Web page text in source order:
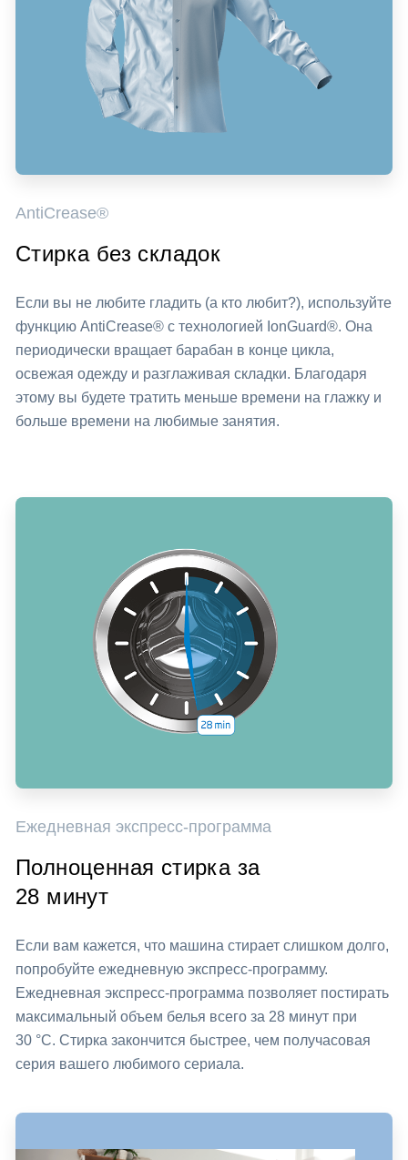
AntiCrease®
Стирка без складок
Если вы не любите гладить (а кто любит?), используйте
функцию AntiCrease® с технологией IonGuard®. Она
периодически вращает барабан в конце цикла,
освежая одежду и разглаживая складки. Благодаря
этому вы будете тратить меньше времени на глажку и
больше времени на любимые занятия.
Ежедневная экспресс-программа
Полноценная стирка за
28 минут
Если вам кажется, что машина стирает слишком долго,
попробуйте ежедневную экспресс-программу.
Ежедневная экспресс-программа позволяет постирать
максимальный объем белья всего за 28 минут при
30 °C. Стирка закончится быстрее, чем получасовая
серия вашего любимого сериала.